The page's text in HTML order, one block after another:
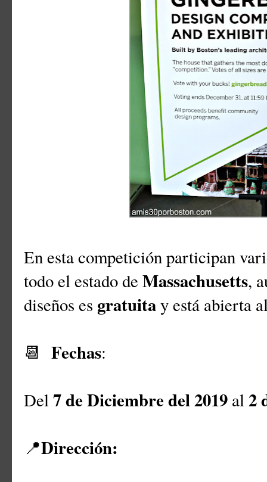
En esta competición participan
todo el estado de Massachusetts,
diseños es gratuitay está abierta
📆 Fechas:
Del7 de Diciembre del 2019 al2
📍Dirección: